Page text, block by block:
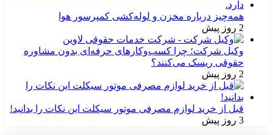
همه‌چیز درباره مخزن و لوله‌کشی کمپرسور هوا
2 روز پیش
وکیل شرکت؛ چرا کسب‌وکارهای حرفه‌ای بدون مشاوره
حقوقی ریسک می‌کنند؟
2 روز پیش
قبل از خرید لوازم مصرفی موتور سیکلت این نکات را بدانید!
3 روز پیش